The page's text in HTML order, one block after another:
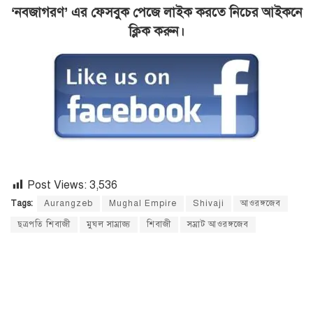
‘নবজাগরণ’ এর ফেসবুক পেজে লাইক করতে নিচের আইকনে
ক্লিক করুন।
Post Views: 3,536
Tags: Aurangzeb Mughal Empire Shivaji আওরঙ্গজেব
ছত্রপতি শিবাজী মুঘল সাম্রাজ্য শিবাজী সম্রাট আওরঙ্গজেব